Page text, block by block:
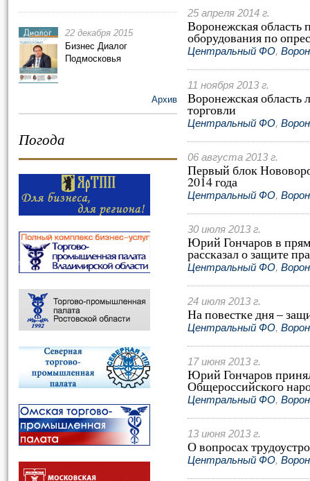
22 декабря 2015
Бизнес Диалог
Подмосковья
Архив
Погода
25 апреля 2014 г.
Воронежская область
оборудования по
Центральный ФО,
11 ноября 2013 г.
Воронежская область
торговли
Центральный ФО,
06 августа 2013 г.
Первый блок
2014 года
Центральный ФО,
30 июля 2013 г.
Юрий Гончаров в
рассказал о защите
Центральный ФО,
24 июля 2013 г.
На повестке дня –
Центральный ФО,
17 июня 2013 г.
Юрий Гончаров
Общероссийского
Центральный ФО,
13 июня 2013 г.
О вопросах
Центральный ФО,